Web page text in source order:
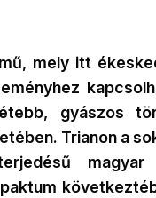
mely itt
gyászos
Trianon a
magyar